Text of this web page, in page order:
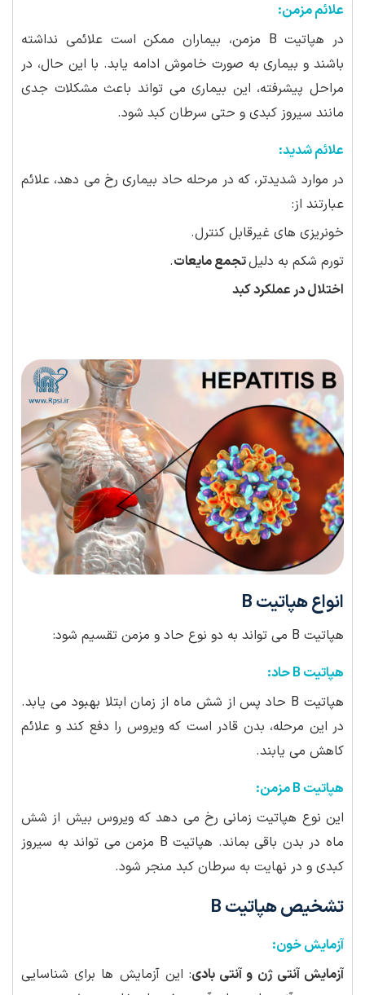
علائم مزمن:
در هپاتیت B مزمن، بیماران ممکن است علائمی نداشته
باشند و بیماری به صورت خاموش ادامه یابد. با این حال، در
مراحل پیشرفته، این بیماری می تواند باعث مشکلات جدی
مانند سیروز کبدی و حتی سرطان کبد شود.
علائم شدید:
در موارد شدیدتر، که در مرحله حاد بیماری رخ می دهد، علائم
عبارتند از:
خونریزی های غیرقابل کنترل.
تورم شکم به دلیلتجمع مایعات.
اختلال در عملکرد کبد
انواع هپاتیت B
هپاتیت B می تواند به دو نوع حاد و مزمن تقسیم شود:
هپاتیت B حاد:
هپاتیت B حاد پس از شش ماه از زمان ابتلا بهبود می یابد.
در این مرحله، بدن قادر است که ویروس را دفع کند و علائم
کاهش می یابند.
هپاتیت B مزمن:
این نوع هپاتیت زمانی رخ می دهد که ویروس بیش از شش
ماه در بدن باقی بماند. هپاتیت B مزمن می تواند به سیروز
کبدی و در نهایت به سرطان کبد منجر شود.
تشخیص هپاتیت B
آزمایش خون:
آزمایش آنتی ژن و آنتی بادی: این آزمایش ها برای شناسایی